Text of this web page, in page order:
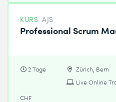
KURS AJS
Professional Scrum
2 Tage
Zürich, Bern
Live Online
CHF